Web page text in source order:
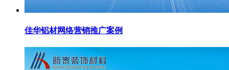
佳华铝材网络营销推广案例